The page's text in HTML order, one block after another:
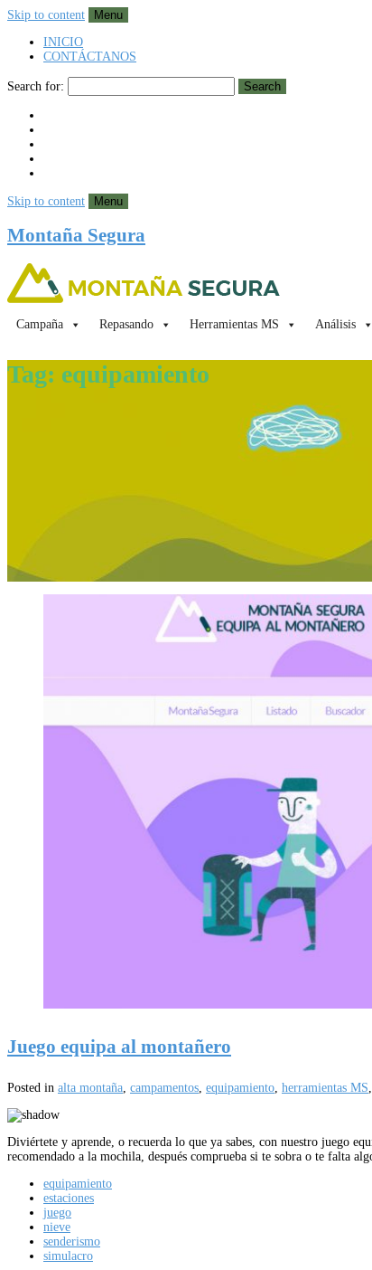
Skip to content
Menu
INICIO
CONTÁCTANOS
Search for: Search
Skip to content Menu
Montaña Segura
Campaña Repasando Herramientas MS Análisis
Tag: equipamiento
Juego equipa al montañero
Posted in alta montaña, campamentos, equipamiento, herramientas MS,
Diviértete y aprende, o recuerda lo que ya sabes, con nuestro juego
recomendado a la mochila, después comprueba si te sobra o te falta
equipamiento
estaciones
juego
nieve
senderismo
simulacro